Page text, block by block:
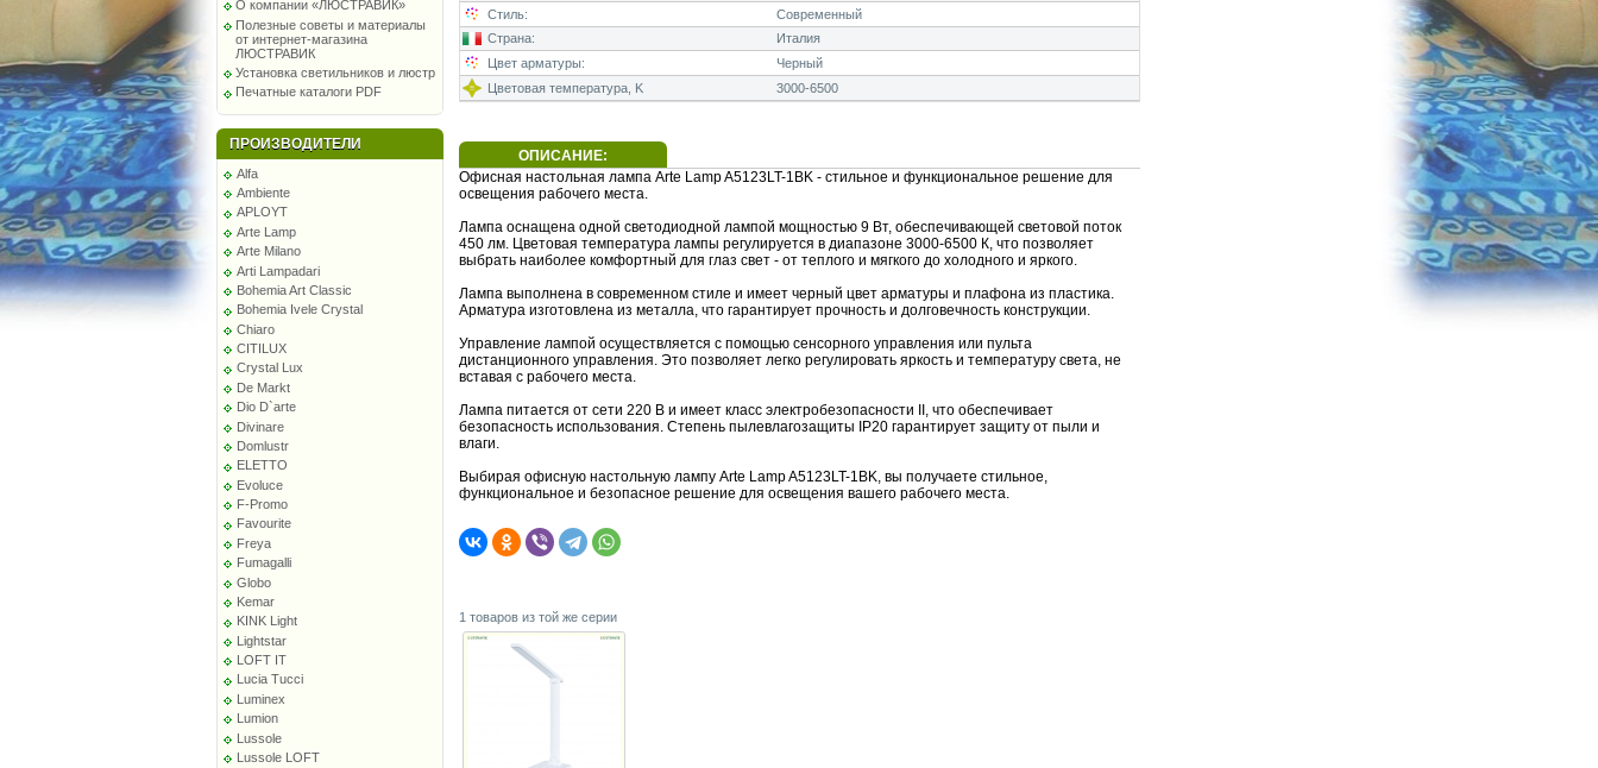
О компании «ЛЮСТРАВИК»
Полезные советы и материалы
от интернет-магазина
ЛЮСТРАВИК
Установка светильников и люстр
Печатные каталоги PDF
ПРОИЗВОДИТЕЛИ
Alfa
Ambiente
APLOYT
Arte Lamp
Arte Milano
Arti Lampadari
Bohemia Art Classic
Bohemia Ivele Crystal
Chiaro
CITILUX
Crystal Lux
De Markt
Dio D`arte
Divinare
Domlustr
ELETTO
Evoluce
F-Promo
Favourite
Freya
Fumagalli
Globo
Kemar
KINK Light
Lightstar
LOFT IT
Lucia Tucci
Luminex
Lumion
Lussole
Lussole LOFT
Стиль:
Современный
Страна:
Италия
Цвет арматуры:
Черный
Цветовая температура, K
3000-6500
ОПИСАНИЕ:
Офисная настольная лампа Arte Lamp A5123LT-1BK - стильное и функциональное решение для
освещения рабочего места.
Лампа оснащена одной светодиодной лампой мощностью 9 Вт, обеспечивающей световой поток
450 лм. Цветовая температура лампы регулируется в диапазоне 3000-6500 К, что позволяет
выбрать наиболее комфортный для глаз свет - от теплого и мягкого до холодного и яркого.
Лампа выполнена в современном стиле и имеет черный цвет арматуры и плафона из пластика.
Арматура изготовлена из металла, что гарантирует прочность и долговечность конструкции.
Управление лампой осуществляется с помощью сенсорного управления или пульта
дистанционного управления. Это позволяет легко регулировать яркость и температуру света, не
вставая с рабочего места.
Лампа питается от сети 220 В и имеет класс электробезопасности II, что обеспечивает
безопасность использования. Степень пылевлагозащиты IP20 гарантирует защиту от пыли и
влаги.
Выбирая офисную настольную лампу Arte Lamp A5123LT-1BK, вы получаете стильное,
функциональное и безопасное решение для освещения вашего рабочего места.
1 товаров из той же серии